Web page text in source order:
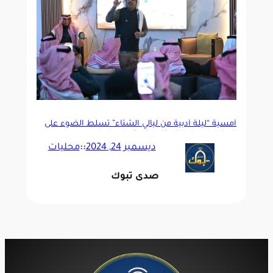
أمسية “ليلة أدبية من ليالي الشتاء” تسلّط الضوء على
ديسمبر 24, 2024 ::محليات
صدى تبوك